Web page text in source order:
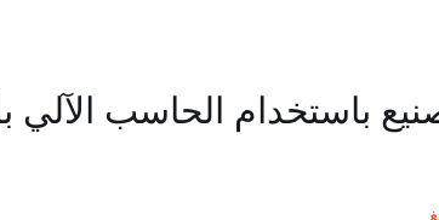
باستخدام الحاسب الآلي